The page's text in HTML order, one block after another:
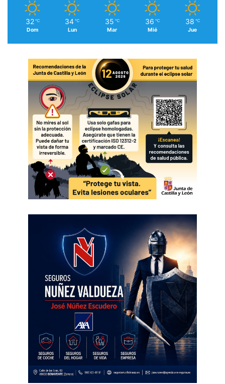
32 ℃
Dom
34 ℃
Lun
35 ℃
Mar
36 ℃
Mié
38 ℃
Jue